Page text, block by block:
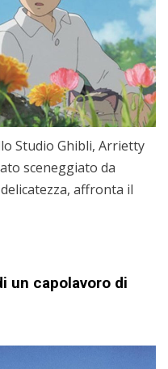
Studio Ghibli, Arrietty
sceneggiato da
affronta il
un capolavoro di